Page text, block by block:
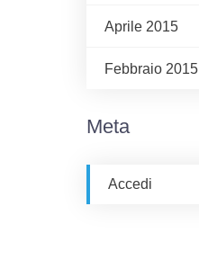
Aprile 2015
Febbraio 2015
Meta
Accedi